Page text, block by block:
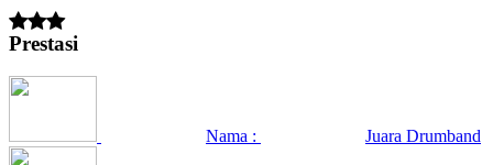
Prestasi
Nama : Juara Drumband